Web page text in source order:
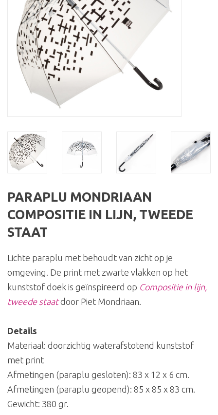
PARAPLU MONDRIAAN
COMPOSITIE IN LIJN, TWEEDE
STAAT
Lichte paraplu met behoudt van zicht op je
omgeving. De print met zwarte vlakken op het
kunststof doek is geïnspireerd op Compositie in lijn,
tweede staatdoor Piet Mondriaan.
Details
Materiaal: doorzichtig waterafstotend kunststof
met print
Afmetingen (paraplu gesloten): 83 x 12 x 6 cm.
Afmetingen (paraplu geopend): 85 x 85 x 83 cm.
Gewicht: 380 gr.